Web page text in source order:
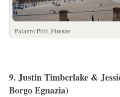
Palazzo Pitti, Firenze
9. Justin Timberlake &
Borgo Egnazia)